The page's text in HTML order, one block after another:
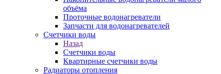
объёма
Проточные водонагреватели
Запчасти для водонагревателей
Счетчики воды
Назад
Счетчики воды
Квартирные счетчики воды
Радиаторы отопления